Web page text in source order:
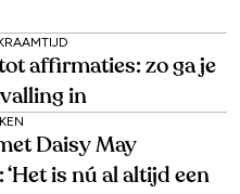
affirmaties: zo ga je
in
Daisy May
‘Het is nú al altijd een